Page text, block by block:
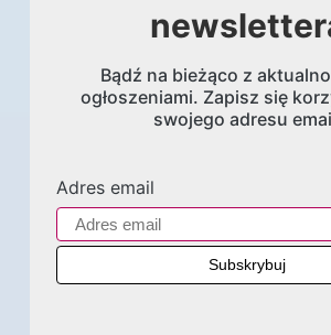
Bądź na bieżąco z
ogłoszeniami. Zapisz się
swojego adresu
Adres email